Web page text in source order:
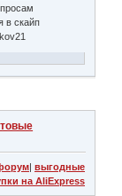
в скайп
| выгодные
на AliExpress